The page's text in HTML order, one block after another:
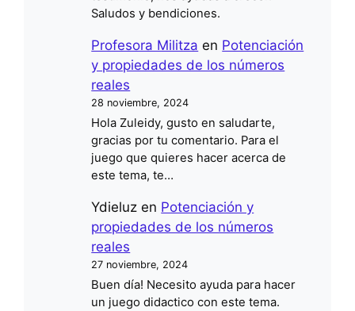
Saludos y bendiciones.
Profesora Militza en Potenciación
y propiedades de los números
reales
28 noviembre, 2024
Hola Zuleidy, gusto en saludarte,
gracias por tu comentario. Para el
juego que quieres hacer acerca de
este tema, te…
Ydieluz en Potenciación y
propiedades de los números
reales
27 noviembre, 2024
Buen día! Necesito ayuda para hacer
un juego didactico con este tema.